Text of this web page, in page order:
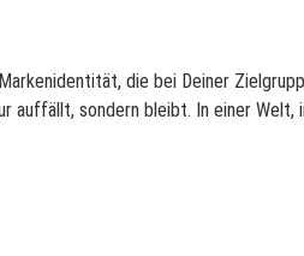
die bei Deiner
sondern bleibt. In einer